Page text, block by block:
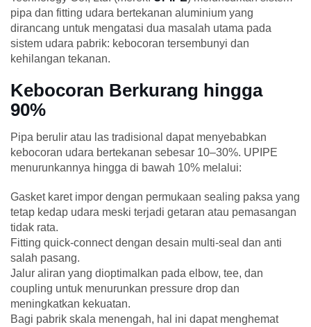
pipa dan fitting udara bertekanan aluminium yang
dirancang untuk mengatasi dua masalah utama pada
sistem udara pabrik: kebocoran tersembunyi dan
kehilangan tekanan.
Kebocoran Berkurang hingga
90%
Pipa berulir atau las tradisional dapat menyebabkan
kebocoran udara bertekanan sebesar 10–30%. UPIPE
menurunkannya hingga di bawah 10% melalui:
Gasket karet impor dengan permukaan sealing paksa yang
tetap kedap udara meski terjadi getaran atau pemasangan
tidak rata.
Fitting quick-connect dengan desain multi-seal dan anti
salah pasang.
Jalur aliran yang dioptimalkan pada elbow, tee, dan
coupling untuk menurunkan pressure drop dan
meningkatkan kekuatan.
Bagi pabrik skala menengah, hal ini dapat menghemat